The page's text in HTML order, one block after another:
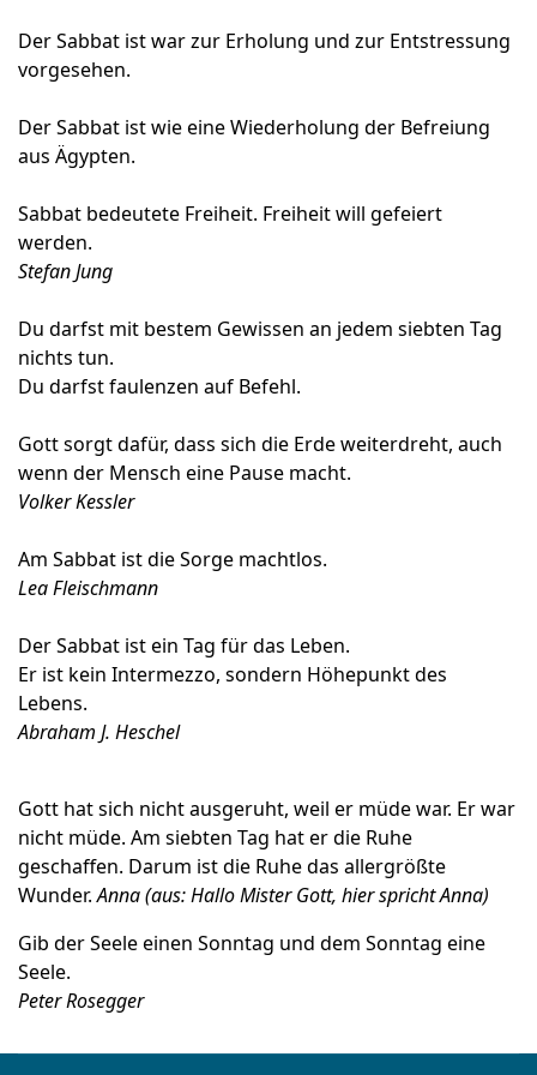
Der Sabbat ist war zur Erholung und zur Entstressung
vorgesehen.
Der Sabbat ist wie eine Wiederholung der Befreiung
aus Ägypten.
Sabbat bedeutete Freiheit. Freiheit will gefeiert
werden.
Stefan Jung
Du darfst mit bestem Gewissen an jedem siebten Tag
nichts tun.
Du darfst faulenzen auf Befehl.
Gott sorgt dafür, dass sich die Erde weiterdreht, auch
wenn der Mensch eine Pause macht.
Volker Kessler
Am Sabbat ist die Sorge machtlos.
Lea Fleischmann
Der Sabbat ist ein Tag für das Leben.
Er ist kein Intermezzo, sondern Höhepunkt des
Lebens.
Abraham J. Heschel
Gott hat sich nicht ausgeruht, weil er müde war. Er war
nicht müde. Am siebten Tag hat er die Ruhe
geschaffen. Darum ist die Ruhe das allergrößte
Wunder.Anna (aus: Hallo Mister Gott, hier spricht Anna)
Gib der Seele einen Sonntag und dem Sonntag eine
Seele.
Peter Rosegger